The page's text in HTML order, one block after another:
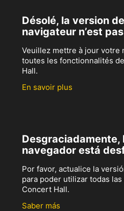
Désolé, la version
navigateur n’est
Veuillez mettre à jour votre
toutes les fonctionnalités
Hall.
En savoir plus
Desgraciadamente,
navegador está
Por favor, actualice la
para poder utilizar todas
Concert Hall.
Saber más